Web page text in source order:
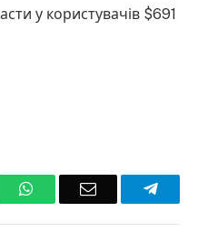
у користувачів $691
WhatsAppEmail